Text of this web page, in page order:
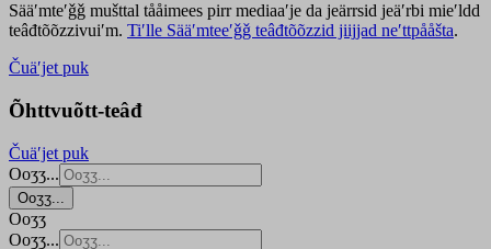
Sääʹmteʹǧǧ mušttal tååimees pirr mediaaʹje da jeärrsid jeäʹrbi mieʹldd
teâđtõõzzivuiʹm. Tiʹlle Sääʹmteeʹǧǧ teâđtõõzzid jiijjad neʹttpååšta.
Čuäʹjet puk
Õhttvuõtt-teâđ
Čuäʹjet puk
Ooʒʒ...
Ooʒʒ...
Ooʒʒ
Ooʒʒ...